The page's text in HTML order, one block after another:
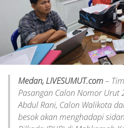
Medan, LIVESUMUT.com–
Pasangan Calon Nomor Urut
Abdul Rani, Calon Walikota
besok akan menghadapi